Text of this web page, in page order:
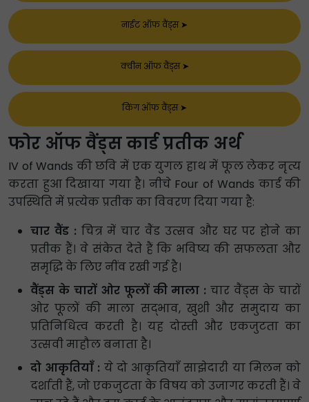
नाईट ऑफ वैंड्स➤
क्वीन ऑफ वैंड्स➤
किंग ऑफ वैंड्स➤
फोर ऑफ वैंड्स कार्ड प्रतीक अर्थ
IV of Wands की छवि में एक युगल हाथ में फूल लेकर नृत्य
करता हुआ दिखाया गया है। नीचे Four of Wands कार्ड की
उपस्थिति में प्रत्येक प्रतीक का विवरण दिया गया है:
चार वैंड : चित्र में चार वैंड उत्सव और घर पर होने का
प्रतीक हैं। वे संकेत देते हैं कि भविष्य की सफलता और
समृद्धि के लिए नींव रखी गई है।
वैंड्स के चारों ओर फूलों की माला : चार वैंड्स के चारों
ओर फूलों की माला सद्भाव, खुशी और समुदाय का
प्रतिनिधित्व करती है। यह दोस्ती और एकजुटता का
उत्सवी माहौल बनाता है।
दो आकृतियाँ : ये दो आकृतियाँ साझेदारी या मिलन को
दर्शाती हैं, जो एकजुटता के विषय को उजागर करती हैं। वे